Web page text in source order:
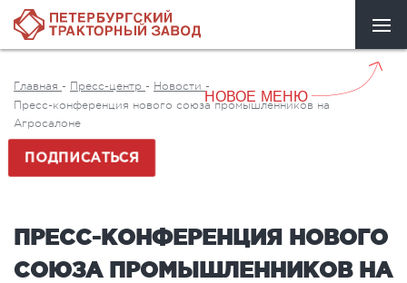
НОВОЕ МЕНЮ
Главная - Пресс-центр - Новости -
Пресс-конференция нового союза промышленников на
Агросалоне
ПОДПИСАТЬСЯ
ПРЕСС-КОНФЕРЕНЦИЯ НОВОГО
СОЮЗА ПРОМЫШЛЕННИКОВ НА